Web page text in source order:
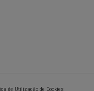
de Utilização de Cookies